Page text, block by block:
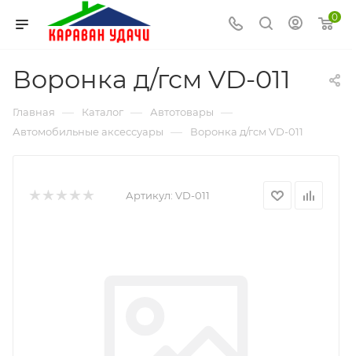
0
Воронка д/гсм VD-011
Главная — Каталог — Автотовары —
Автомобильные аксессуары — Воронка д/гсм VD-011
Артикул: VD-011